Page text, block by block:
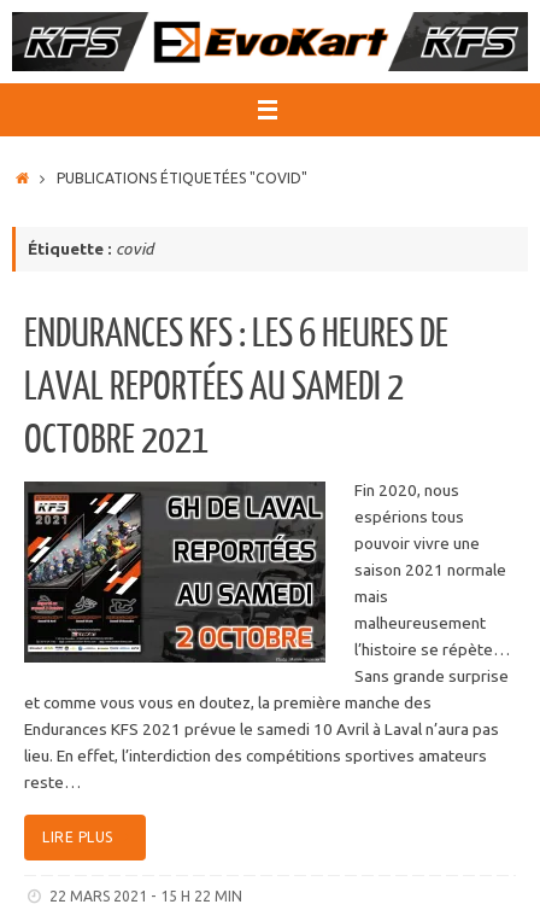
Passer
au
ACCUEIL
PUBLICATIONS ÉTIQUETÉES "COVID"
Étiquette : covid
ENDURANCES KFS : LES 6 HEURES DE
LAVAL REPORTÉES AU SAMEDI 2
OCTOBRE 2021
Fin 2020, nous
espérions tous
pouvoir vivre une
saison 2021 normale
mais
malheureusement
l’histoire se répète…
Sans grande surprise
et comme vous vous en doutez, la première manche des
Endurances KFS 2021 prévue le samedi 10 Avril à Laval n’aura pas
lieu. En effet, l’interdiction des compétitions sportives amateurs
reste…
LIRE PLUS
22 MARS 2021 - 15 H 22 MIN